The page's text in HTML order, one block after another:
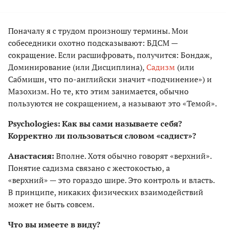
Поначалу я с трудом произношу термины. Мои
собеседники охотно подсказывают: БДСМ —
сокращение. Если расшифровать, получится: Бондаж,
Доминирование (или Дисциплина),Садизм (или
Сабмишн, что по-английски значит «подчинение») и
Мазохизм. Но те, кто этим занимается, обычно
пользуются не сокращением, а называют это «Темой».
Psychologies: Как вы сами называете себя?
Корректно ли пользоваться словом «садист»?
Анастасия:Вполне. Хотя обычно говорят «верхний».
Понятие садизма связано с жестокостью, а
«верхний» — это гораздо шире. Это контроль и власть.
В принципе, никаких физических взаимодействий
может не быть совсем.
Что вы имеете в виду?